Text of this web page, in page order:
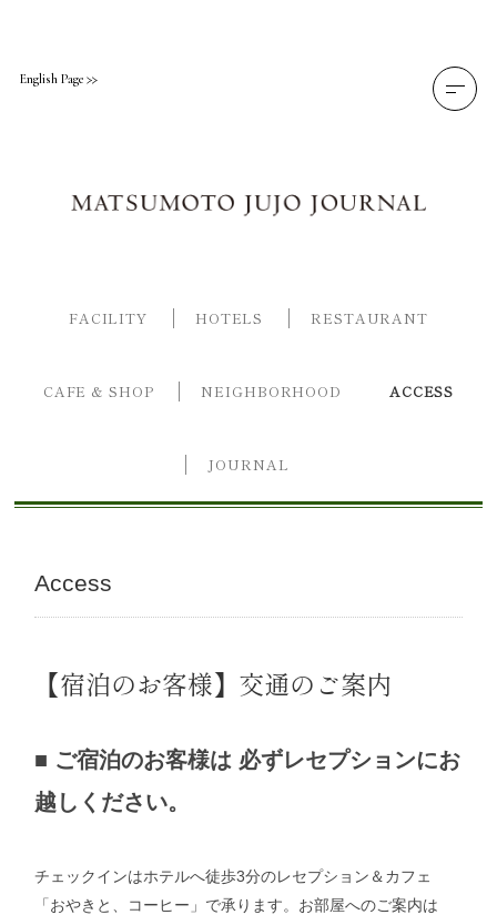
English Page
FACILITY HOTELS RESTAURANT
CAFE & SHOP NEIGHBORHOOD ACCESS
JOURNAL
Access
【宿泊のお客様】交通のご案内
■ ご宿泊のお客様は 必ずレセプションにお
越しください。
チェックインはホテルへ徒歩3分のレセプション＆カフェ
「おやきと、コーヒー」で承ります。お部屋へのご案内は